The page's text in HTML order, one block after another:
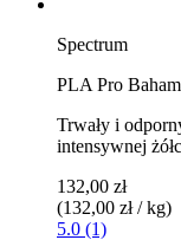
Spectrum
PLA Pro
Trwały i
intensywnej
132,00 zł
(132,00 zł / kg)
5.0 (1)